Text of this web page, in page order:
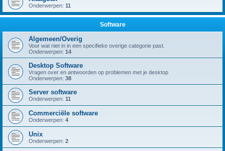
Onderwerpen: 11
Software
Algemeen/Overig
Voor wat niet in in een specifieke overige categorie past.
Onderwerpen: 14
Desktop Software
Vragen over en antwoorden op problemen met je desktop
Onderwerpen: 38
Server software
Onderwerpen: 11
Commerciële software
Onderwerpen: 4
Unix
Onderwerpen: 2